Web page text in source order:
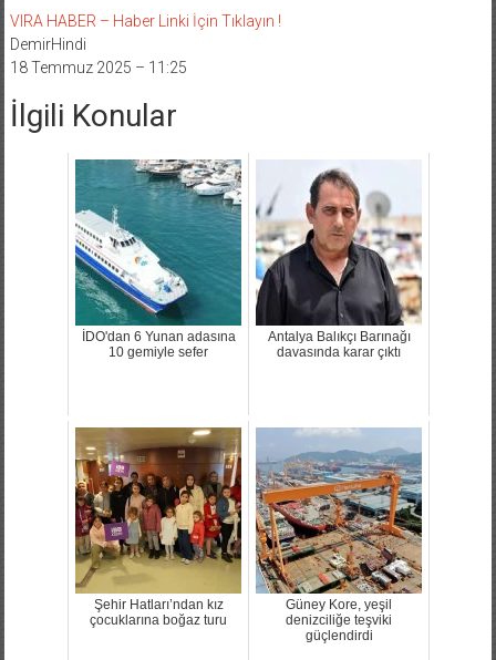
VIRA HABER – Haber Linki İçin Tıklayın !
DemirHindi
18 Temmuz 2025 – 11:25
İlgili Konular
İDO'dan 6 Yunan adasına
10 gemiyle sefer
Antalya Balıkçı Barınağı
davasında karar çıktı
Şehir Hatları’ndan kız
çocuklarına boğaz turu
Güney Kore, yeşil
denizciliğe teşviki
güçlendirdi